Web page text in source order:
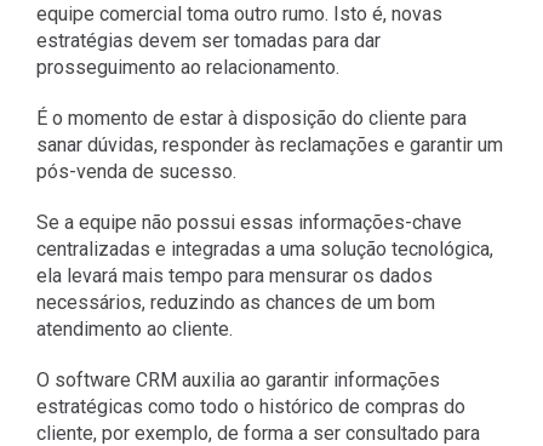
equipe comercial toma outro rumo. Isto é, novas
estratégias devem ser tomadas para dar
prosseguimento ao relacionamento.
É o momento de estar à disposição do cliente para
sanar dúvidas, responder às reclamações e garantir um
pós-venda de sucesso.
Se a equipe não possui essas informações-chave
centralizadas e integradas a uma solução tecnológica,
ela levará mais tempo para mensurar os dados
necessários, reduzindo as chances de um bom
atendimento ao cliente.
O software CRM auxilia ao garantir informações
estratégicas como todo o histórico de compras do
cliente, por exemplo, de forma a ser consultado para